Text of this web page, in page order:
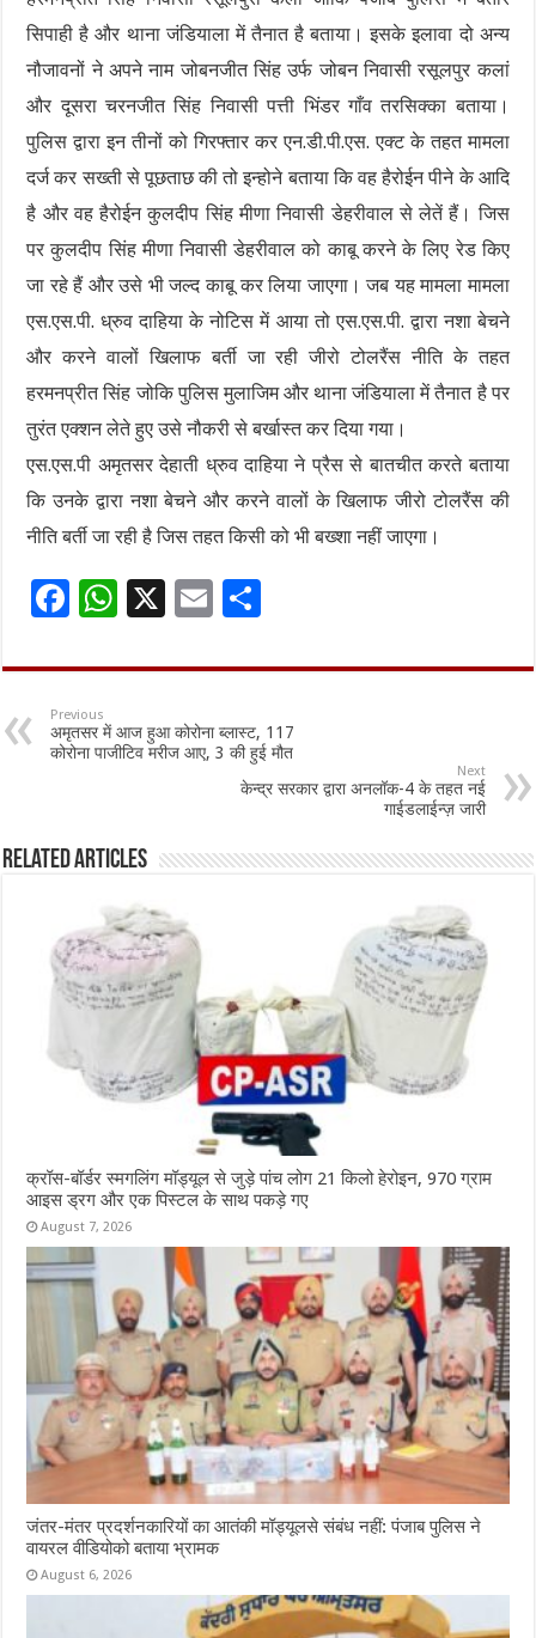
सिपाही है और थाना जंडियाला में तैनात है बताया। इसके इलावा दो अन्य
नौजावनों ने अपने नाम जोबनजीत सिंह उर्फ जोबन निवासी रसूलपुर कलां
और दूसरा चरनजीत सिंह निवासी पत्ती भिंडर गाँव तरसिक्का बताया।
पुलिस द्वारा इन तीनों को गिरफ्तार कर एन.डी.पी.एस. एक्ट के तहत मामला
दर्ज कर सख्ती से पूछताछ की तो इन्होने बताया कि वह हैरोईन पीने के आदि
है और वह हैरोईन कुलदीप सिंह मीणा निवासी डेहरीवाल से लेतें हैं। जिस
पर कुलदीप सिंह मीणा निवासी डेहरीवाल को काबू करने के लिए रेड किए
जा रहे हैं और उसे भी जल्द काबू कर लिया जाएगा। जब यह मामला मामला
एस.एस.पी. ध्रुव दाहिया के नोटिस में आया तो एस.एस.पी. द्वारा नशा बेचने
और करने वालों खिलाफ बर्ती जा रही जीरो टोलरैंस नीति के तहत
हरमनप्रीत सिंह जोकि पुलिस मुलाजिम और थाना जंडियाला में तैनात है पर
तुरंत एक्शन लेते हुए उसे नौकरी से बर्खास्त कर दिया गया।
एस.एस.पी अमृतसर देहाती ध्रुव दाहिया ने प्रैस से बातचीत करते बताया
कि उनके द्वारा नशा बेचने और करने वालों के खिलाफ जीरो टोलरैंस की
नीति बर्ती जा रही है जिस तहत किसी को भी बख्शा नहीं जाएगा।
F
e
b
o
W
at
p
X
E
ai ar
Previous
अमृतसर में आज हुआ कोरोना ब्लास्ट, 117
कोरोना पाजीटिव मरीज आए, 3 की हुई मौत
Next
केन्द्र सरकार द्वारा अनलॉक-4 के तहत नई
गाईडलाईन्ज़ जारी
Related Articles
क्रॉस-बॉर्डर स्मगलिंग मॉड्यूल से जुड़े पांच लोग 21 किलो हेरोइन, 970 ग्राम
आइस ड्रग और एक पिस्टल के साथ पकड़े गए
August 7, 2026
जंतर-मंतर प्रदर्शनकारियों का आतंकी मॉड्यूलसे संबंध नहीं: पंजाब पुलिस ने
वायरल वीडियोको बताया भ्रामक
August 6, 2026